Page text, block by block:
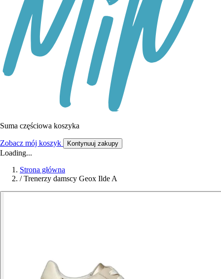
Suma częściowa koszyka
Zobacz mój koszyk Kontynuuj zakupy
Loading...
Strona główna
/ Trenerzy damscy Geox Ilde A